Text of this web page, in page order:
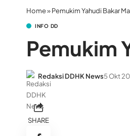
Home»Pemukim Yahudi Bakar
INFO DD
Pemukim
Redaksi DDHK News5 Okt
SHARE